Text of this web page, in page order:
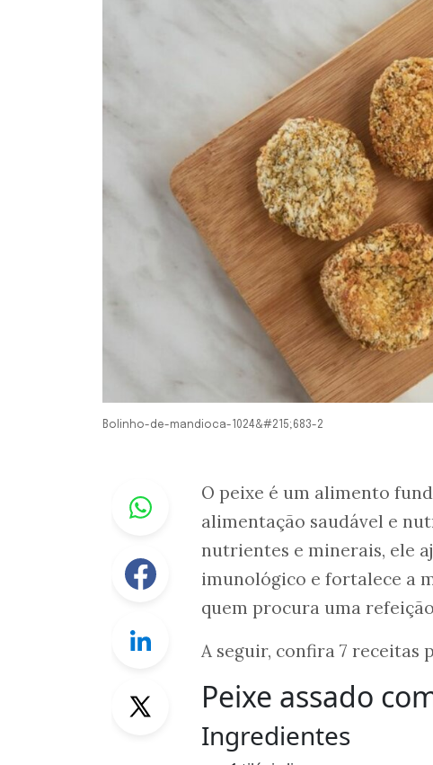
Bolinho-de-mandioca-1024&#215;683-2
Whastapp
Facebook
Linkedin
Twitter
O peixe é um alimento
alimentação saudável e
nutrientes e minerais, ele
imunológico e fortalece a
quem procura uma
A seguir, confira 7 receitas
Peixe assado
Ingredientes